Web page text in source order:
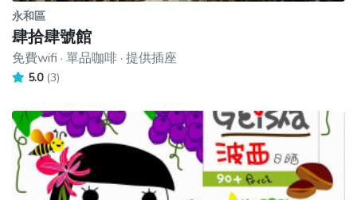
永和區
肆拾肆號館
免費wifi · 單品咖啡 · 提供插座
5.0 (3)